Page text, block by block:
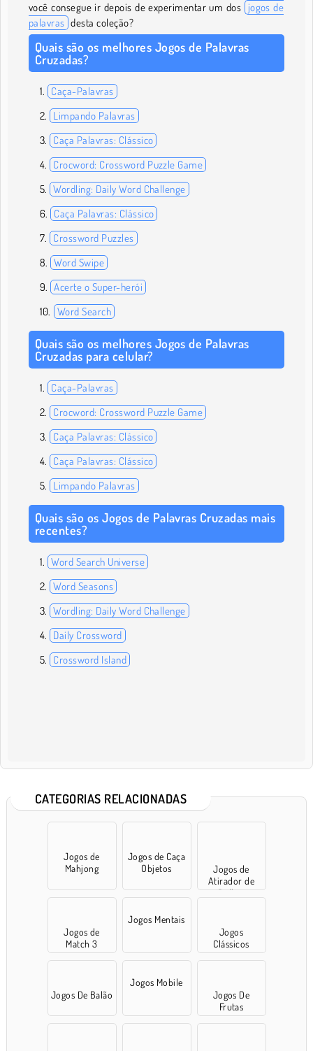
você consegue ir depois de experimentar um dos jogos de
palavras desta coleção?
Quais são os melhores Jogos de Palavras
Cruzadas?
Caça-Palavras
Limpando Palavras
Caça Palavras: Clássico
Crocword: Crossword Puzzle Game
Wordling: Daily Word Challenge
Caça Palavras: Clássico
Crossword Puzzles
Word Swipe
Acerte o Super-herói
Word Search
Quais são os melhores Jogos de Palavras
Cruzadas para celular?
Caça-Palavras
Crocword: Crossword Puzzle Game
Caça Palavras: Clássico
Caça Palavras: Clássico
Limpando Palavras
Quais são os Jogos de Palavras Cruzadas mais
recentes?
Word Search Universe
Word Seasons
Wordling: Daily Word Challenge
Daily Crossword
Crossword Island
CATEGORIAS RELACIONADAS
Jogos de
Mahjong
Jogos de Caça
Objetos
Jogos de
Atirador de
Bolhas
Jogos de
Match 3
Jogos Mentais
Jogos
Clássicos
Jogos De Balão
Jogos Mobile
Jogos De
Frutas